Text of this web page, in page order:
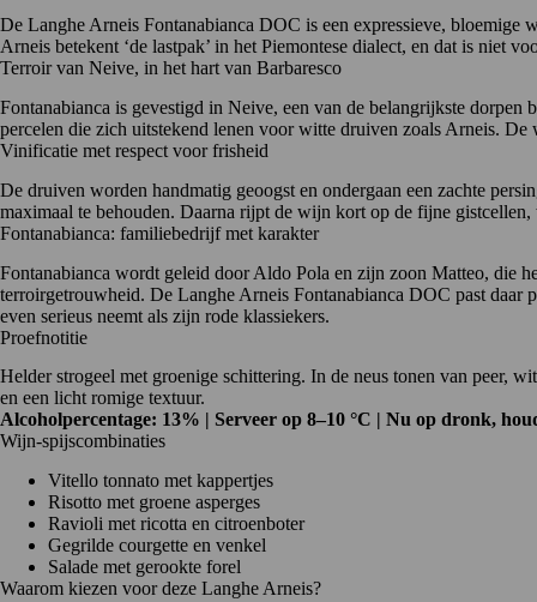
De Langhe Arneis Fontanabianca DOC is een expressieve, bloemige
Arneis betekent ‘de lastpak’ in het Piemontese dialect, en dat is niet
Terroir van Neive, in het hart van Barbaresco
Fontanabianca is gevestigd in Neive, een van de belangrijkste
percelen die zich uitstekend lenen voor witte druiven zoals Arneis.
Vinificatie met respect voor frisheid
De druiven worden handmatig geoogst en ondergaan een zachte
maximaal te behouden. Daarna rijpt de wijn kort op de fijne
Fontanabianca: familiebedrijf met karakter
Fontanabianca wordt geleid door Aldo Pola en zijn zoon Matteo, die
terroirgetrouwheid. De Langhe Arneis Fontanabianca DOC past
even serieus neemt als zijn rode klassiekers.
Proefnotitie
Helder strogeel met groenige schittering. In de neus tonen van peer,
en een licht romige textuur.
Alcoholpercentage: 13% | Serveer op 8–10 °C | Nu op dronk,
Wijn-spijscombinaties
Vitello tonnato met kappertjes
Risotto met groene asperges
Ravioli met ricotta en citroenboter
Gegrilde courgette en venkel
Salade met gerookte forel
Waarom kiezen voor deze Langhe Arneis?